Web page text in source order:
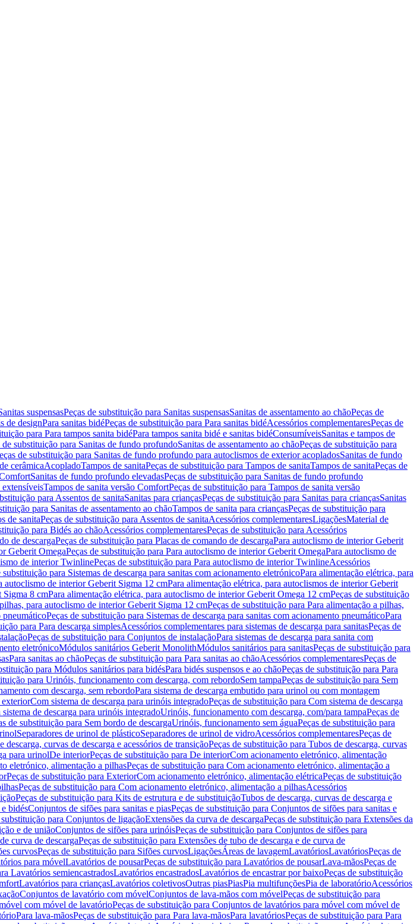
suspensasPeças de substituição para Sanitas suspensasSanitas de assentamento ao chãoPeças de
de designPara sanitas bidéPeças de substituição para Para sanitas bidéAcessórios complementaresPeças de
para Para tampos sanita bidéPara tampos sanita bidé e sanitas bidéConsumíveisSanitas e tampos de
de substituição para Sanitas de fundo profundoSanitas de assentamento ao chãoPeças de substituição para
de substituição para Sanitas de fundo profundo para autoclismos de exterior acopladosSanitas de fundo
cerâmicaAcopladoTampos de sanitaPeças de substituição para Tampos de sanitaTampos de sanitaPeças de
Sanitas de fundo profundo elevadasPeças de substituição para Sanitas de fundo profundo
Tampos de sanita versão ComfortPeças de substituição para Tampos de sanita versão
para Assentos de sanitaSanitas para criançasPeças de substituição para Sanitas para criançasSanitas
para Sanitas de assentamento ao chãoTampos de sanita para criançasPeças de substituição para
de sanitaPeças de substituição para Assentos de sanitaAcessórios complementaresLigaçõesMaterial de
para Bidés ao chãoAcessórios complementaresPeças de substituição para Acessórios
de descargaPeças de substituição para Placas de comando de descargaPara autoclismo de interior Geberit
Geberit OmegaPeças de substituição para Para autoclismo de interior Geberit OmegaPara autoclismo de
de interior TwinlinePeças de substituição para Para autoclismo de interior TwinlineAcessórios
substituição para Sistemas de descarga para sanitas com acionamento eletrónicoPara alimentação elétrica, para
autoclismo de interior Geberit Sigma 12 cmPara alimentação elétrica, para autoclismos de interior Geberit
Sigma 8 cmPara alimentação elétrica, para autoclismo de interior Geberit Omega 12 cmPeças de substituição
para autoclismo de interior Geberit Sigma 12 cmPeças de substituição para Para alimentação a pilhas,
pneumáticoPeças de substituição para Sistemas de descarga para sanitas com acionamento pneumáticoPara
para Para descarga simplesAcessórios complementares para sistemas de descarga para sanitasPeças de
Peças de substituição para Conjuntos de instalaçãoPara sistemas de descarga para sanita com
eletrónicoMódulos sanitários Geberit MonolithMódulos sanitários para sanitasPeças de substituição para
Para sanitas ao chãoPeças de substituição para Para sanitas ao chãoAcessórios complementaresPeças de
para Módulos sanitários para bidésPara bidés suspensos e ao chãoPeças de substituição para Para
para Urinóis, funcionamento com descarga, com rebordoSem tampaPeças de substituição para Sem
com descarga, sem rebordoPara sistema de descarga embutido para urinol ou com montagem
exteriorCom sistema de descarga para urinóis integradoPeças de substituição para Com sistema de descarga
de descarga para urinóis integradoUrinóis, funcionamento com descarga, com/para tampaPeças de
de substituição para Sem bordo de descargaUrinóis, funcionamento sem águaPeças de substituição para
Separadores de urinol de plásticoSeparadores de urinol de vidroAcessórios complementaresPeças de
descarga, curvas de descarga e acessórios de transiçãoPeças de substituição para Tubos de descarga, curvas
para urinolDe interiorPeças de substituição para De interiorCom acionamento eletrónico, alimentação
eletrónico, alimentação a pilhasPeças de substituição para Com acionamento eletrónico, alimentação a
Peças de substituição para ExteriorCom acionamento eletrónico, alimentação elétricaPeças de substituição
Peças de substituição para Com acionamento eletrónico, alimentação a pilhasAcessórios
Peças de substituição para Kits de estrutura e de substituiçãoTubos de descarga, curvas de descarga e
bidésConjuntos de sifões para sanitas e piasPeças de substituição para Conjuntos de sifões para sanitas e
substituição para Conjuntos de ligaçãoExtensões da curva de descargaPeças de substituição para Extensões da
e de uniãoConjuntos de sifões para urinóisPeças de substituição para Conjuntos de sifões para
curva de descargaPeças de substituição para Extensões de tubo de descarga e de curva de
curvosPeças de substituição para Sifões curvosLigaçõesÁreas de lavagemLavatóriosLavatóriosPeças de
para móvelLavatórios de pousarPeças de substituição para Lavatórios de pousarLava-mãosPeças de
Lavatórios semiencastradosLavatórios encastradosLavatórios de encastrar por baixoPeças de substituição
Lavatórios para criançasLavatórios coletivosOutras piasPiasPia multifunçõesPia de laboratórioAcessórios
Conjuntos de lavatório com móvelConjuntos de lava-mãos com móvelPeças de substituição para
com móvel de lavatórioPeças de substituição para Conjuntos de lavatórios para móvel com móvel de
Para lava-mãosPeças de substituição para Para lava-mãosPara lavatóriosPeças de substituição para Para